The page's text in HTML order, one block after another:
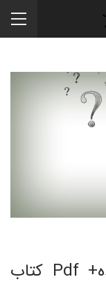
فلسفه چیست؟ به زبان ساده+ Pdf کتاب